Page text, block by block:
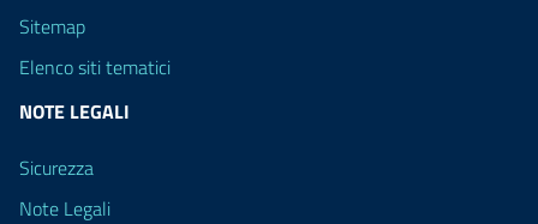
Sitemap
Elenco siti tematici
NOTE LEGALI
Sicurezza
Note Legali